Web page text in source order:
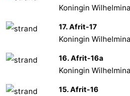
Koningin
17. Afrit-17
Koningin
16. Afrit-16a
Koningin
15. Afrit-16